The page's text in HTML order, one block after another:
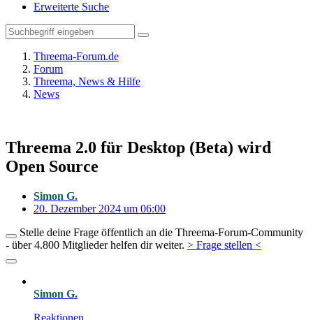
Erweiterte Suche
Threema-Forum.de
Forum
Threema, News & Hilfe
News
Threema 2.0 für Desktop (Beta) wird
Open Source
Simon G.
20. Dezember 2024 um 06:00
Stelle deine Frage öffentlich an die Threema-Forum-Community
- über 4.800 Mitglieder helfen dir weiter. > Frage stellen <
Simon G.
Reaktionen